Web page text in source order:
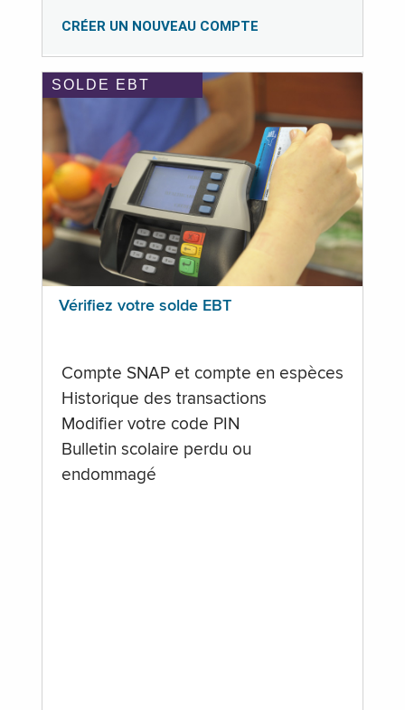
CRÉER UN NOUVEAU COMPTE
SOLDE EBT
Vérifiez votre solde EBT
Compte SNAP et compte en espèces
Historique des transactions
Modifier votre code PIN
Bulletin scolaire perdu ou
endommagé